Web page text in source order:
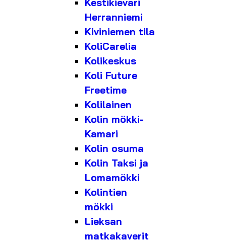
Kestikievari
Herranniemi
Kiviniemen tila
KoliCarelia
Kolikeskus
Koli Future
Freetime
Kolilainen
Kolin mökki-
Kamari
Kolin osuma
Kolin Taksi ja
Lomamökki
Kolintien
mökki
Lieksan
matkakaverit